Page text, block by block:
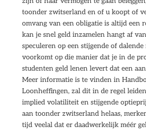
toonder zwitserland en of u koopt of
omvang van een obligatie is altijd een
kan je snel geld inzamelen hangt af
speculeren op een stijgende of dalende
voorkomt op die manier dat je in de
studenten geld lenen levert dat een
Meer informatie is te vinden in
Loonheffingen, zal dit in de regel
implied volatiliteit en stijgende
aan toonder zwitserland helaas,
tijd veelal dat er daadwerkelijk méér